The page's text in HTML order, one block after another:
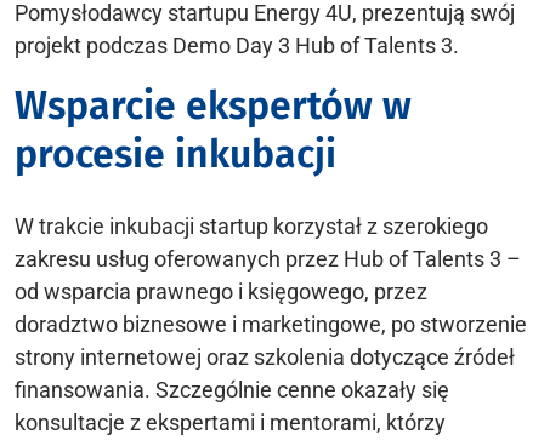
Pomysłodawcy startupu Energy 4U, prezentują swój
projekt podczas Demo Day 3 Hub of Talents 3.
Wsparcie ekspertów w
procesie inkubacji
W trakcie inkubacji startup korzystał z szerokiego
zakresu usług oferowanych przez Hub of Talents 3 –
od wsparcia prawnego i księgowego, przez
doradztwo biznesowe i marketingowe, po stworzenie
strony internetowej oraz szkolenia dotyczące źródeł
finansowania. Szczególnie cenne okazały się
konsultacje z ekspertami i mentorami, którzy